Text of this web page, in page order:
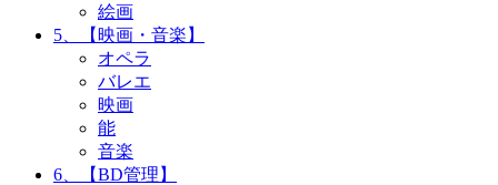
絵画
5、【映画・音楽】
オペラ
バレエ
映画
能
音楽
6、【BD管理】